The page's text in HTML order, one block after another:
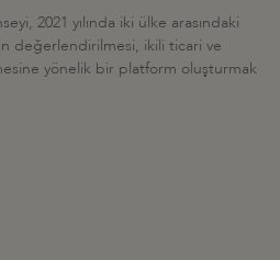
2021 yılında iki ülke arasındaki
değerlendirilmesi, ikili ticari ve
yönelik bir platform oluşturmak